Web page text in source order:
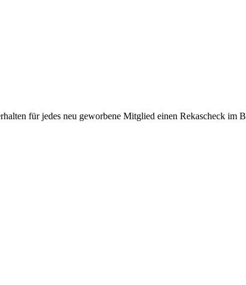
für jedes neu geworbene Mitglied einen Rekascheck im